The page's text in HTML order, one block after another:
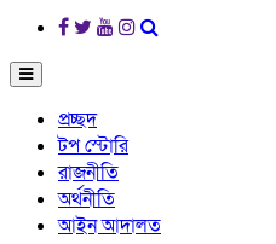
প্রচ্ছদ
টপ স্টোরি
রাজনীতি
অর্থনীতি
আইন আদালত